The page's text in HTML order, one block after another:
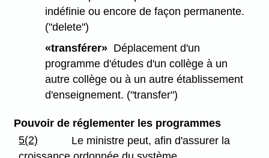
indéfinie ou encore de façon permanente.
("delete")
«transférer» Déplacement d'un
programme d'études d'un collège à un
autre collège ou à un autre établissement
d'enseignement. ("transfer")
Pouvoir de réglementer les programmes
5(2)
Le ministre peut, afin d'assurer la